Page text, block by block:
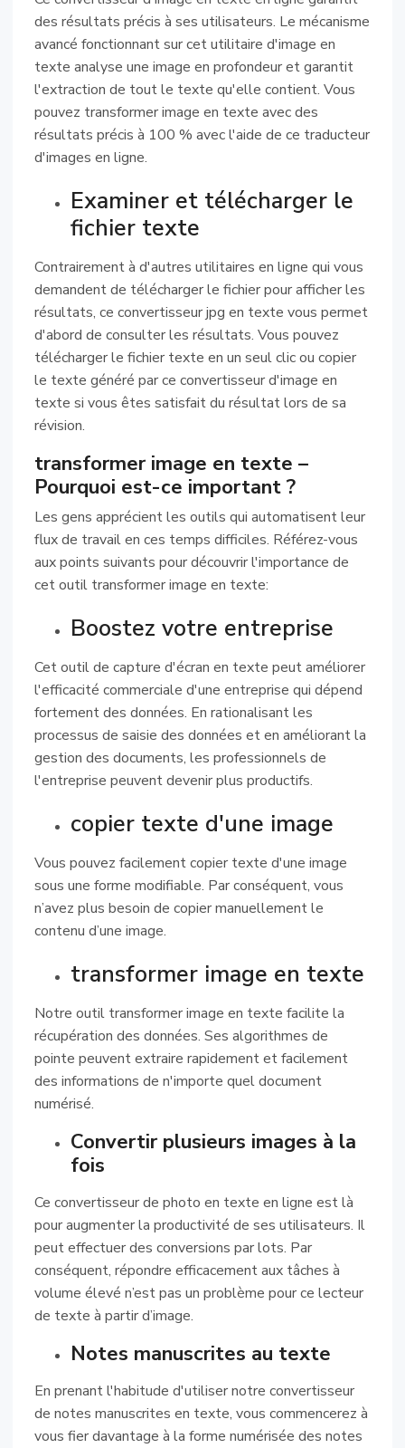
des résultats précis à ses utilisateurs. Le mécanisme
avancé fonctionnant sur cet utilitaire d'image en
texte analyse une image en profondeur et garantit
l'extraction de tout le texte qu'elle contient. Vous
pouvez transformer image en texte avec des
résultats précis à 100 % avec l'aide de ce traducteur
d'images en ligne.
Examiner et télécharger le
fichier texte
Contrairement à d'autres utilitaires en ligne qui vous
demandent de télécharger le fichier pour afficher les
résultats, ce convertisseur jpg en texte vous permet
d'abord de consulter les résultats. Vous pouvez
télécharger le fichier texte en un seul clic ou copier
le texte généré par ce convertisseur d'image en
texte si vous êtes satisfait du résultat lors de sa
révision.
transformer image en texte –
Pourquoi est-ce important ?
Les gens apprécient les outils qui automatisent leur
flux de travail en ces temps difficiles. Référez-vous
aux points suivants pour découvrir l'importance de
cet outil transformer image en texte:
Boostez votre entreprise
Cet outil de capture d'écran en texte peut améliorer
l'efficacité commerciale d'une entreprise qui dépend
fortement des données. En rationalisant les
processus de saisie des données et en améliorant la
gestion des documents, les professionnels de
l'entreprise peuvent devenir plus productifs.
copier texte d'une image
Vous pouvez facilement copier texte d'une image
sous une forme modifiable. Par conséquent, vous
n’avez plus besoin de copier manuellement le
contenu d’une image.
transformer image en texte
Notre outil transformer image en texte facilite la
récupération des données. Ses algorithmes de
pointe peuvent extraire rapidement et facilement
des informations de n'importe quel document
numérisé.
Convertir plusieurs images à la
fois
Ce convertisseur de photo en texte en ligne est là
pour augmenter la productivité de ses utilisateurs. Il
peut effectuer des conversions par lots. Par
conséquent, répondre efficacement aux tâches à
volume élevé n’est pas un problème pour ce lecteur
de texte à partir d’image.
Notes manuscrites au texte
En prenant l'habitude d'utiliser notre convertisseur
de notes manuscrites en texte, vous commencerez à
vous fier davantage à la forme numérisée des notes